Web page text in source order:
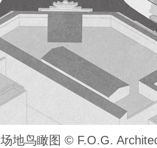
场地鸟瞰图 ©️ F.O.G.